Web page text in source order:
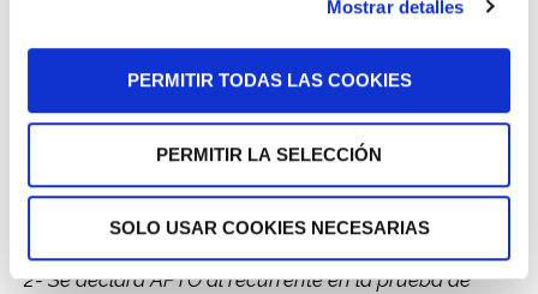
Mostrar detalles
PERMITIR TODAS LAS COOKIES
PERMITIR LA SELECCIÓN
SOLO USAR COOKIES NECESARIAS
de la Guardia Civil de enero de 2019, por la que se
desestima el recurso de alzada formulado contra
Acuerdo del Tribunal de Selección del proceso
selectivo para el ingreso en la Escala de Cabos y
Guardias de la Guardia Civil, y, en consecuencia,
anulamos dichos actos por no ser conformes a
2- Se declara APTO al recurrente en la prueba de